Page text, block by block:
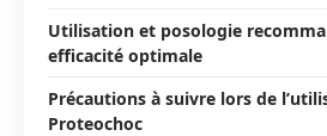
Utilisation et posologie
efficacité optimale
Précautions à suivre lors de
Proteochoc